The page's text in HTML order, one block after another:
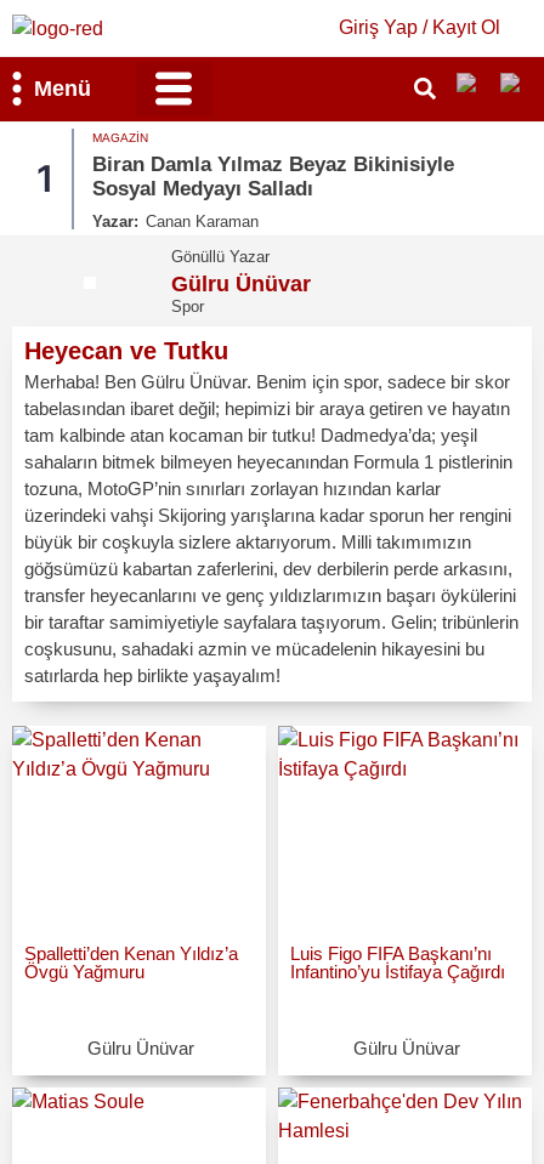
Giriş Yap / Kayıt Ol
Menü
1
MAGAZIN
Biran Damla Yılmaz Beyaz Bikinisiyle
Sosyal Medyayı Salladı
Yazar: Canan Karaman
Gönüllü Yazar
Gülru Ünüvar
Spor
Heyecan ve Tutku
Merhaba! Ben Gülru Ünüvar. Benim için spor, sadece bir skor
tabelasından ibaret değil; hepimizi bir araya getiren ve hayatın
tam kalbinde atan kocaman bir tutku! Dadmedya’da; yeşil
sahaların bitmek bilmeyen heyecanından Formula 1 pistlerinin
tozuna, MotoGP’nin sınırları zorlayan hızından karlar
üzerindeki vahşi Skijoring yarışlarına kadar sporun her rengini
büyük bir coşkuyla sizlere aktarıyorum. Milli takımımızın
göğsümüzü kabartan zaferlerini, dev derbilerin perde arkasını,
transfer heyecanlarını ve genç yıldızlarımızın başarı öykülerini
bir taraftar samimiyetiyle sayfalara taşıyorum. Gelin; tribünlerin
coşkusunu, sahadaki azmin ve mücadelenin hikayesini bu
satırlarda hep birlikte yaşayalım!
Spalletti’den Kenan Yıldız’a
Övgü Yağmuru
Gülru Ünüvar
Luis Figo FIFA Başkanı’nı
Infantino’yu İstifaya Çağırdı
Gülru Ünüvar